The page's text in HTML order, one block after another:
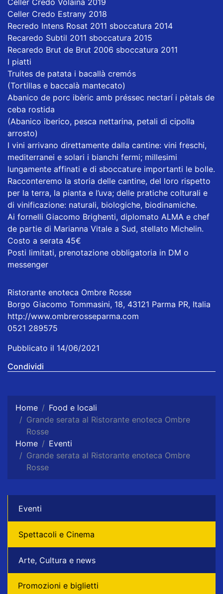
Celler Credo Volaina 2019
Celler Credo Estrany 2018
Recredo Intens Rosat 2011 sboccatura 2014
Recaredo Subtil 2011 sboccatura 2015
Recaredo Brut de Brut 2006 sboccatura 2011
I piatti
Truites de patata i bacallà cremós
(Tortillas e baccalà mantecato)
Abanico de porc ibèric amb préssec nectarí i pètals de
ceba rostida
(Abanico iberico, pesca nettarina, petali di cipolla
arrosto)
I vini arrivano direttamente dalla cantine: vini freschi,
mediterranei e solari i bianchi fermi; millesimi
lungamente affinati e di sboccature importanti le bolle.
Racconteremo la storia delle cantine, del loro rispetto
per la terra, la pianta e l’uva; delle pratiche colturali e
di vinificazione: naturali, biologiche, biodinamiche.
Ai fornelli Giacomo Brighenti, diplomato ALMA e chef
de partie di Marianna Vitale a Sud, stellato Michelin.
Costo a serata 45€
Posti limitati, prenotazione obbligatoria in DM o
messenger
Ristorante enoteca Ombre Rosse
Borgo Giacomo Tommasini, 18, 43121 Parma PR, Italia
http://www.ombrerosseparma.com
0521 289575
Pubblicato il 14/06/2021
Condividi
Home
Food e locali
Grande serata al Ristorante enoteca Ombre
Rosse
Home
Eventi
Grande serata al Ristorante enoteca Ombre
Rosse
Eventi
Spettacoli e Cinema
Arte, Cultura e news
Promozioni e biglietti